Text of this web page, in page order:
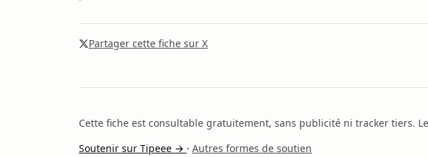
Partager cette fiche sur X
Cette fiche est consultable gratuitement, sans publicité ni tracker tiers.
Soutenir sur Tipeee → · Autres formes de soutien